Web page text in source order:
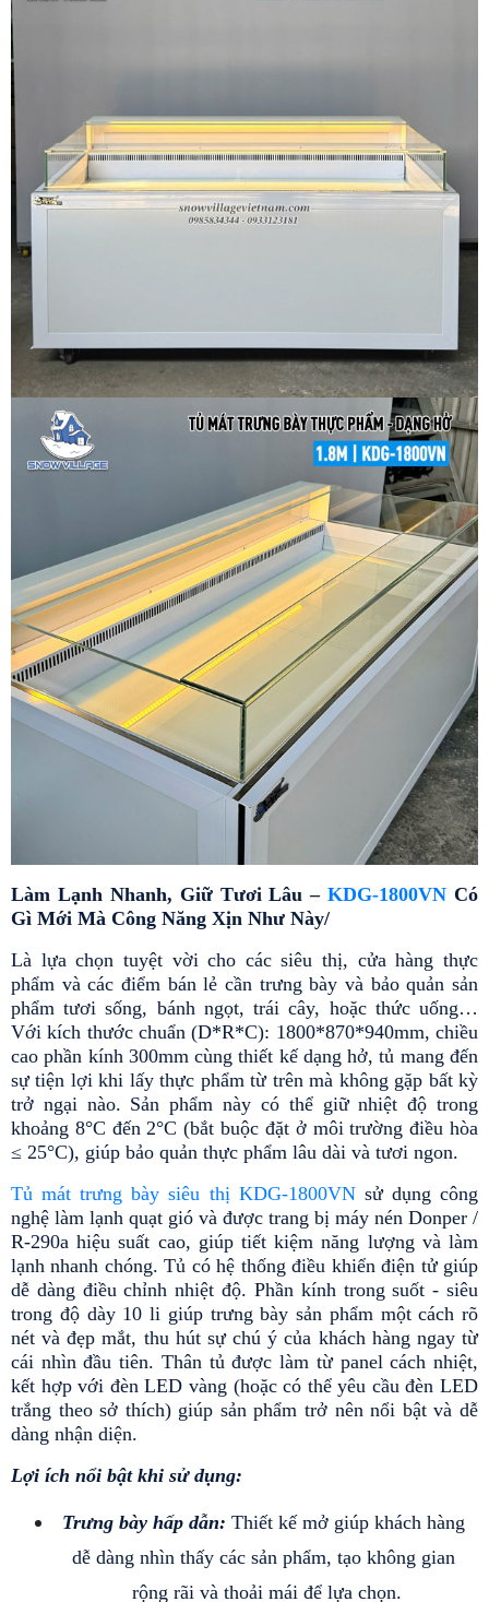
Làm Lạnh Nhanh, Giữ Tươi Lâu – KDG-1800VN Có
Gì Mới Mà Công Năng Xịn Như Này/
Là lựa chọn tuyệt vời cho các siêu thị, cửa hàng thực
phẩm và các điểm bán lẻ cần trưng bày và bảo quản sản
phẩm tươi sống, bánh ngọt, trái cây, hoặc thức uống…
Với kích thước chuẩn (D*R*C): 1800*870*940mm, chiều
cao phần kính 300mm cùng thiết kế dạng hở, tủ mang đến
sự tiện lợi khi lấy thực phẩm từ trên mà không gặp bất kỳ
trở ngại nào. Sản phẩm này có thể giữ nhiệt độ trong
khoảng 8°C đến 2°C (bắt buộc đặt ở môi trường điều hòa
≤ 25°C), giúp bảo quản thực phẩm lâu dài và tươi ngon.
Tủ mát trưng bày siêu thị KDG-1800VN sử dụng công
nghệ làm lạnh quạt gió và được trang bị máy nén Donper /
R-290a hiệu suất cao, giúp tiết kiệm năng lượng và làm
lạnh nhanh chóng. Tủ có hệ thống điều khiển điện tử giúp
dễ dàng điều chỉnh nhiệt độ. Phần kính trong suốt - siêu
trong độ dày 10 li giúp trưng bày sản phẩm một cách rõ
nét và đẹp mắt, thu hút sự chú ý của khách hàng ngay từ
cái nhìn đầu tiên. Thân tủ được làm từ panel cách nhiệt,
kết hợp với đèn LED vàng (hoặc có thể yêu cầu đèn LED
trắng theo sở thích) giúp sản phẩm trở nên nổi bật và dễ
dàng nhận diện.
Lợi ích nổi bật khi sử dụng:
Trưng bày hấp dẫn: Thiết kế mở giúp khách hàng
dễ dàng nhìn thấy các sản phẩm, tạo không gian
rộng rãi và thoải mái để lựa chọn.